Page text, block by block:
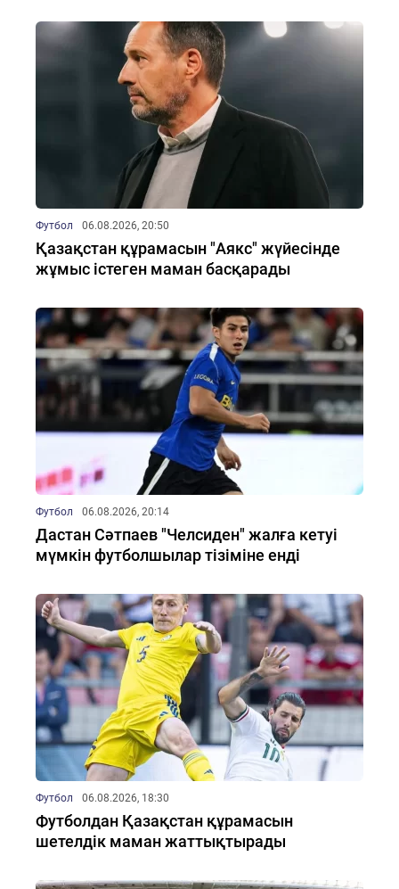
Футбол 06.08.2026, 20:50
Қазақстан құрамасын "Аякс" жүйесінде
жұмыс істеген маман басқарады
Футбол 06.08.2026, 20:14
Дастан Сәтпаев "Челсиден" жалға кетуі
мүмкін футболшылар тізіміне енді
Футбол 06.08.2026, 18:30
Футболдан Қазақстан құрамасын
шетелдік маман жаттықтырады